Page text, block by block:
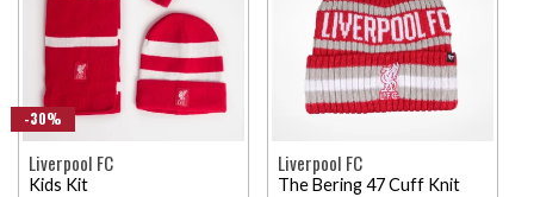
-30%
Liverpool FC
Kids Kit
Liverpool FC
The Bering 47 Cuff Knit